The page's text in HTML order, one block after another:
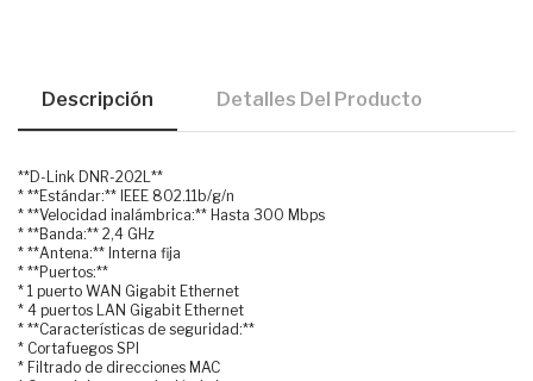
Descripción Detalles Del Producto
**D-Link DNR-202L**
* **Estándar:** IEEE 802.11b/g/n
* **Velocidad inalámbrica:** Hasta 300 Mbps
* **Banda:** 2,4 GHz
* **Antena:** Interna fija
* **Puertos:**
* 1 puerto WAN Gigabit Ethernet
* 4 puertos LAN Gigabit Ethernet
* **Características de seguridad:**
* Cortafuegos SPI
* Filtrado de direcciones MAC